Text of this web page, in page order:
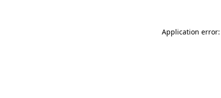
Application